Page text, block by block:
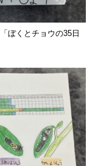
ぼくとチョウの35日